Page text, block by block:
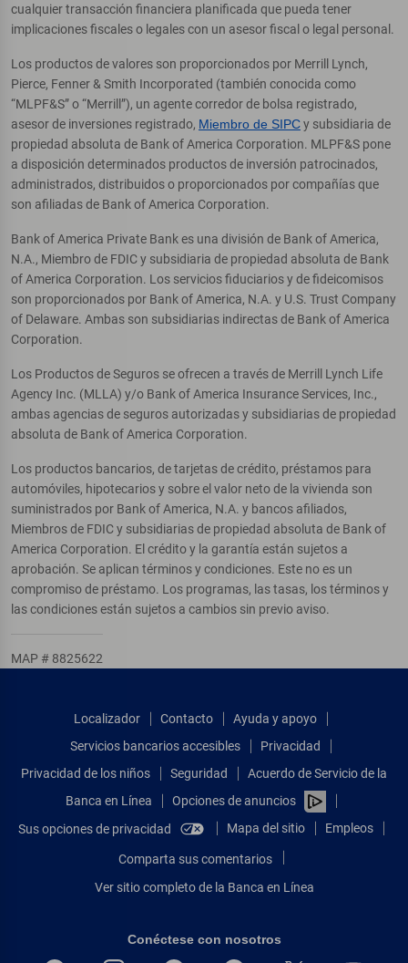
cualquier transacción financiera planificada que pueda tener
implicaciones fiscales o legales con un asesor fiscal o legal personal.
Los productos de valores son proporcionados por Merrill Lynch,
Pierce, Fenner & Smith Incorporated (también conocida como
“MLPF&S” o “Merrill”), un agente corredor de bolsa registrado,
asesor de inversiones registrado, Miembro de SIPCy subsidiaria de
propiedad absoluta de Bank of America Corporation. MLPF&S pone
a disposición determinados productos de inversión patrocinados,
administrados, distribuidos o proporcionados por compañías que
son afiliadas de Bank of America Corporation.
Bank of America Private Bank es una división de Bank of America,
N.A., Miembro de FDIC y subsidiaria de propiedad absoluta de Bank
of America Corporation. Los servicios fiduciarios y de fideicomisos
son proporcionados por Bank of America, N.A. y U.S. Trust Company
of Delaware. Ambas son subsidiarias indirectas de Bank of America
Corporation.
Los Productos de Seguros se ofrecen a través de Merrill Lynch Life
Agency Inc. (MLLA) y/o Bank of America Insurance Services, Inc.,
ambas agencias de seguros autorizadas y subsidiarias de propiedad
absoluta de Bank of America Corporation.
Los productos bancarios, de tarjetas de crédito, préstamos para
automóviles, hipotecarios y sobre el valor neto de la vivienda son
suministrados por Bank of America, N.A. y bancos afiliados,
Miembros de FDIC y subsidiarias de propiedad absoluta de Bank of
America Corporation. El crédito y la garantía están sujetos a
aprobación. Se aplican términos y condiciones. Este no es un
compromiso de préstamo. Los programas, las tasas, los términos y
las condiciones están sujetos a cambios sin previo aviso.
MAP # 8825622
Localizador Contacto
Ayuda y apoyo
Servicios bancarios accesibles
Privacidad
Privacidad de los niños
Seguridad
Acuerdo de Servicio de la
Banca en Línea
Opciones de anuncios
Sus opciones de privacidad
Mapa del sitio Empleos
Comparta sus comentarios
Ver sitio completo de la Banca en Línea
Conéctese con nosotros